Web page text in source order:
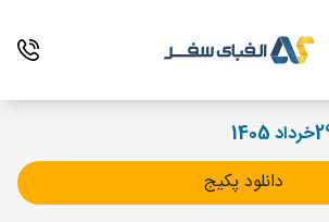
دانلود پکیج